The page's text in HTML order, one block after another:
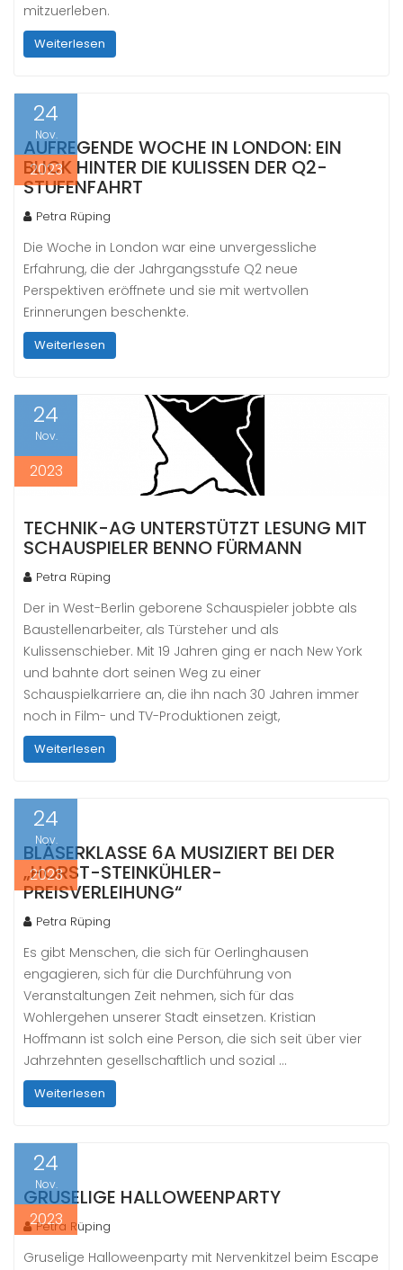
mitzuerleben.
Weiterlesen
24
Nov.
2023
AUFREGENDE WOCHE IN LONDON: EIN
BLICK HINTER DIE KULISSEN DER Q2-
STUFENFAHRT
Petra Rüping
Die Woche in London war eine unvergessliche
Erfahrung, die der Jahrgangsstufe Q2 neue
Perspektiven eröffnete und sie mit wertvollen
Erinnerungen beschenkte.
Weiterlesen
24
Nov.
2023
TECHNIK-AG UNTERSTÜTZT LESUNG MIT
SCHAUSPIELER BENNO FÜRMANN
Petra Rüping
Der in West-Berlin geborene Schauspieler jobbte als
Baustellenarbeiter, als Türsteher und als
Kulissenschieber. Mit 19 Jahren ging er nach New York
und bahnte dort seinen Weg zu einer
Schauspielkarriere an, die ihn nach 30 Jahren immer
noch in Film- und TV-Produktionen zeigt,
Weiterlesen
24
Nov.
2023
BLÄSERKLASSE 6A MUSIZIERT BEI DER
„HORST-STEINKÜHLER-
PREISVERLEIHUNG“
Petra Rüping
Es gibt Menschen, die sich für Oerlinghausen
engagieren, sich für die Durchführung von
Veranstaltungen Zeit nehmen, sich für das
Wohlergehen unserer Stadt einsetzen. Kristian
Hoffmann ist solch eine Person, die sich seit über vier
Jahrzehnten gesellschaftlich und sozial …
Weiterlesen
24
Nov.
2023
GRUSELIGE HALLOWEENPARTY
Petra Rüping
Gruselige Halloweenparty mit Nervenkitzel beim Escape